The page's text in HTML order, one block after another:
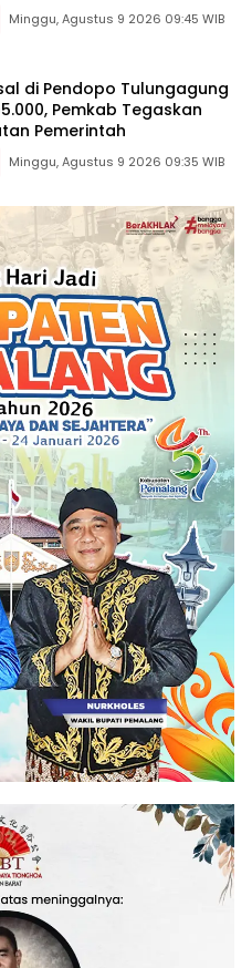
Minggu, Agustus 9 2026 09:45 WIB
di Pendopo Tulungagung
Pemkab Tegaskan
Pemerintah
Minggu, Agustus 9 2026 09:35 WIB